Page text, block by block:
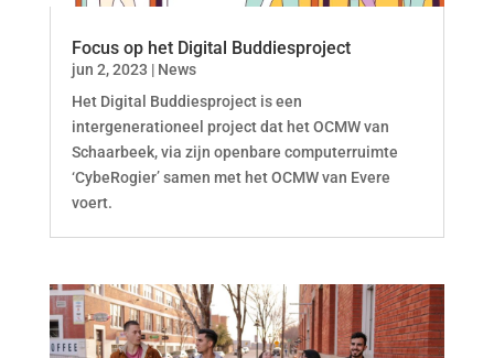
Focus op het Digital Buddiesproject
jun 2, 2023 | News
Het Digital Buddiesproject is een
intergenerationeel project dat het OCMW van
Schaarbeek, via zijn openbare computerruimte
‘CybeRogier’ samen met het OCMW van Evere
voert.